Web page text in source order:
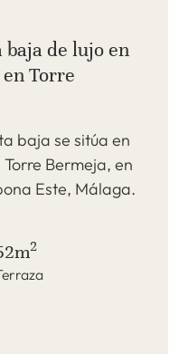
de lujo en
Torre
baja se sitúa en
Bermeja, en
Este, Málaga.
2